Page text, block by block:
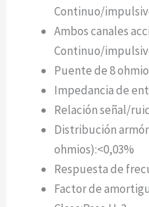
Continuo/
Ambos canales
Continuo/
Puente de 8
Impedancia de
Relación señal/
Distribución
ohmios):<0,03%
Respuesta de
Factor de